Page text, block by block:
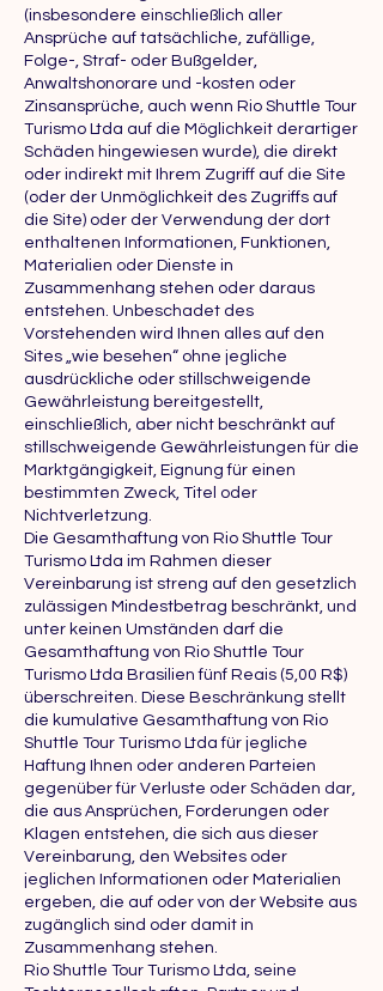
(insbesondere einschließlich aller
Ansprüche auf tatsächliche, zufällige,
Folge-, Straf- oder Bußgelder,
Anwaltshonorare und -kosten oder
Zinsansprüche, auch wenn Rio Shuttle Tour
Turismo Ltda auf die Möglichkeit derartiger
Schäden hingewiesen wurde), die direkt
oder indirekt mit Ihrem Zugriff auf die Site
(oder der Unmöglichkeit des Zugriffs auf
die Site) oder der Verwendung der dort
enthaltenen Informationen, Funktionen,
Materialien oder Dienste in
Zusammenhang stehen oder daraus
entstehen. Unbeschadet des
Vorstehenden wird Ihnen alles auf den
Sites „wie besehen“ ohne jegliche
ausdrückliche oder stillschweigende
Gewährleistung bereitgestellt,
einschließlich, aber nicht beschränkt auf
stillschweigende Gewährleistungen für die
Marktgängigkeit, Eignung für einen
bestimmten Zweck, Titel oder
Nichtverletzung.
Die Gesamthaftung von Rio Shuttle Tour
Turismo Ltda im Rahmen dieser
Vereinbarung ist streng auf den gesetzlich
zulässigen Mindestbetrag beschränkt, und
unter keinen Umständen darf die
Gesamthaftung von Rio Shuttle Tour
Turismo Ltda Brasilien fünf Reais (5,00 R$)
überschreiten. Diese Beschränkung stellt
die kumulative Gesamthaftung von Rio
Shuttle Tour Turismo Ltda für jegliche
Haftung Ihnen oder anderen Parteien
gegenüber für Verluste oder Schäden dar,
die aus Ansprüchen, Forderungen oder
Klagen entstehen, die sich aus dieser
Vereinbarung, den Websites oder
jeglichen Informationen oder Materialien
ergeben, die auf oder von der Website aus
zugänglich sind oder damit in
Zusammenhang stehen.
Rio Shuttle Tour Turismo Ltda, seine